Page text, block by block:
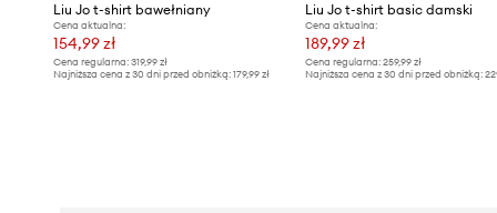
Liu Jo t-shirt bawełniany
Cena aktualna:
154,99 zł
Cena regularna: 319,99 zł
Najniższa cena z 30 dni przed obniżką: 179,99 zł
Liu Jo t-shirt basic damski
Cena aktualna:
189,99 zł
Cena regularna:259,99 zł
Najniższa cena z 30 dni przed obniżką: